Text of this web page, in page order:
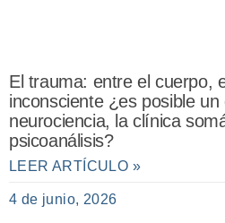
El trauma: entre el cuerpo,
inconsciente ¿es posible
neurociencia, la clínica
psicoanálisis?
LEER ARTÍCULO »
4 de junio, 2026